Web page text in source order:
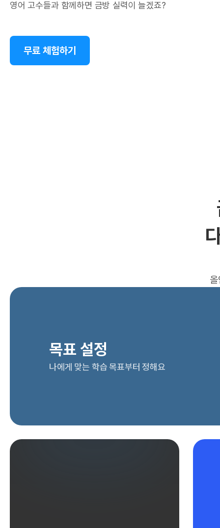
영어 고수들과 함께하면 금방 실력이 늘겠죠?
무료 체험하기
목표 설정
나에게 맞는 학습 목표부터 정해요